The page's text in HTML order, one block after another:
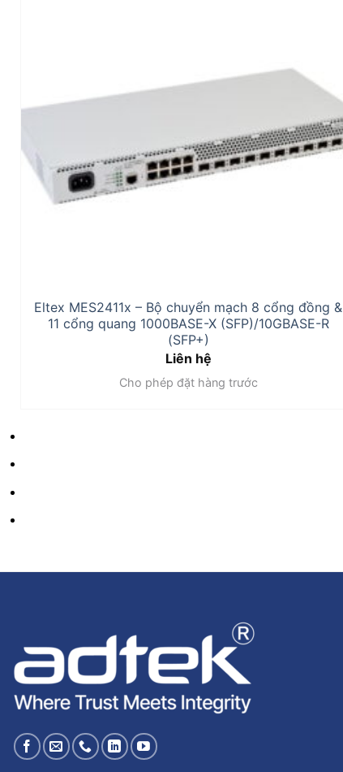
Eltex MES2411x – Bộ chuyển mạch 8 cổng đồng &
11 cổng quang 1000BASE-X (SFP)/10GBASE-R
(SFP+)
Liên hệ
Cho phép đặt hàng trước